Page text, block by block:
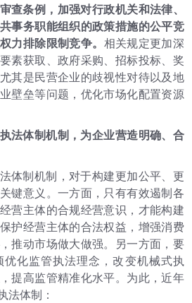
查条例，加强对行政机关和法律、
事务职能组织的政策措施的公平竞
力排除限制竞争。 相关规定更加深
素获取、政府采购、招标投标、奖
其是民营企业的歧视性对待以及地
壁垒等问题，优化市场化配置资源
法体制机制，为企业营造明确、合
制机制，对于构建更加公平、更
键意义。一方面，只有有效遏制各
营主体的合规经营意识，才能构建
护经营主体的合法权益，增强消费
推动市场做大做强。另一方面，要
化监管执法理念，改变机械式执
提高监管精准化水平。为此，近年
法体制：